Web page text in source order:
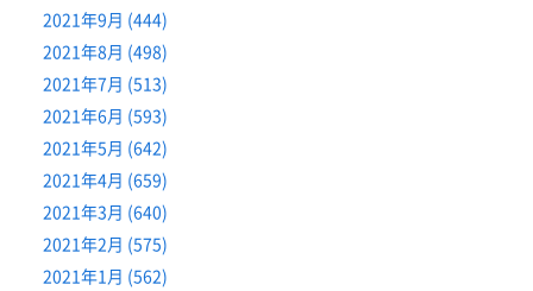
2021年9月 (444)
2021年8月 (498)
2021年7月 (513)
2021年6月 (593)
2021年5月 (642)
2021年4月 (659)
2021年3月 (640)
2021年2月 (575)
2021年1月 (562)